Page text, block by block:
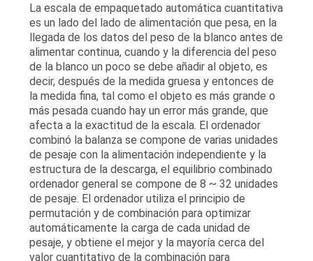
PRIVACIDAD
La escala de empaquetado automática cuantitativa
es un lado del lado de alimentación que pesa, en la
llegada de los datos del peso de la blanco antes de
alimentar continua, cuando y la diferencia del peso
de la blanco un poco se debe añadir al objeto, es
decir, después de la medida gruesa y entonces de
la medida fina, tal como el objeto es más grande o
más pesada cuando hay un error más grande, que
afecta a la exactitud de la escala. El ordenador
combinó la balanza se compone de varias unidades
de pesaje con la alimentación independiente y la
estructura de la descarga, el equilibrio combinado
ordenador general se compone de 8 ~ 32 unidades
de pesaje. El ordenador utiliza el principio de
permutación y de combinación para optimizar
automáticamente la carga de cada unidad de
pesaje, y obtiene el mejor y la mayoría cerca del
valor cuantitativo de la combinación para